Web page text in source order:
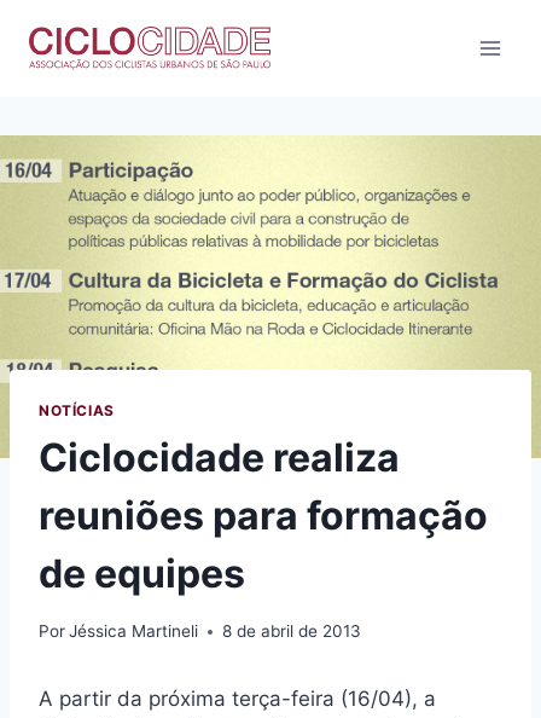
para
NOTÍCIAS
Ciclocidade realiza
reuniões para formação
de equipes
PorJéssica Martineli 8 de abril de 2013
A partir da próxima terça-feira (16/04), a